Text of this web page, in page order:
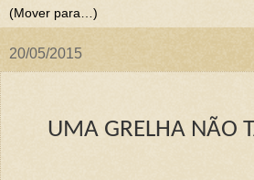
20/05/2015
UMA GRELHA NÃO